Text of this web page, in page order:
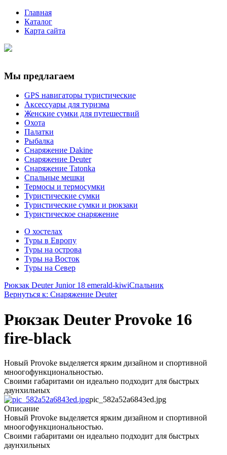
Главная
Каталог
Карта сайта
Мы предлагаем
GPS навигаторы туристические
Аксессуары для туризма
Женские сумки для путешествий
Охота
Палатки
Рыбалка
Снаряжение Dakine
Снаряжение Deuter
Снаряжение Tatonka
Спальные мешки
Термосы и термосумки
Туристические сумки
Туристические сумки и рюкзаки
Туристическое снаряжение
О хостелах
Туры в Европу
Туры на острова
Туры на Восток
Туры на Север
Рюкзак Deuter Junior 18 emerald-kiwiСпальник
Вернуться к: Снаряжение Deuter
Рюкзак Deuter Provoke 16
fire-black
Новый Provoke выделяется ярким дизайном и спортивной
мноогофункциональностью.
Своими габаритами он идеально подходит для быстрых
даунхильных
pic_582a52a6843ed.jpg
Описание
Новый Provoke выделяется ярким дизайном и спортивной
мноогофункциональностью.
Своими габаритами он идеально подходит для быстрых
даунхильных